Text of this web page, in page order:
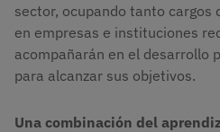
sector, ocupando tanto cargos
en empresas e instituciones
acompañarán en el desarrollo
para alcanzar sus objetivos.
Una combinación del